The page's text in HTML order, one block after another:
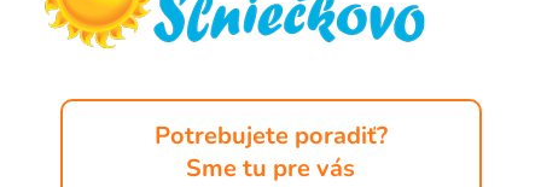
Potrebujete poradiť?
Sme tu pre vás